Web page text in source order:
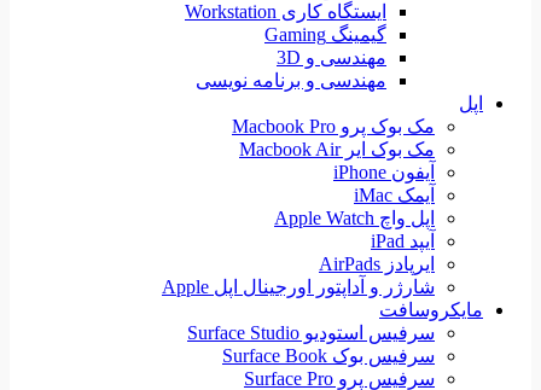
ایستگاه کاری Workstation
گیمینگ Gaming
مهندسی و 3D
مهندسی و برنامه نویسی
اپل
مک بوک پرو Macbook Pro
مک بوک ایر Macbook Air
آیفون iPhone
آیمک iMac
اپل واچ Apple Watch
آیپد iPad
ایرپادز AirPads
شارژر و آداپتور اورجینال اپل Apple
مایکروسافت
سرفیس استودیو Surface Studio
سرفیس بوک Surface Book
سرفیس پرو Surface Pro